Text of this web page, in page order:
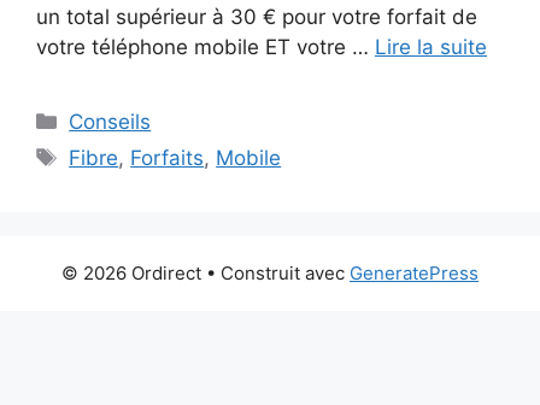
un total supérieur à 30 € pour votre forfait de
votre téléphone mobile ET votre … Lire la suite
Catégories
Conseils
Étiquettes
Fibre, Forfaits, Mobile
© 2026 Ordirect • Construit avec GeneratePress